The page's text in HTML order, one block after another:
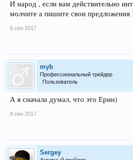
И народ , если вам действительно
молчите а пишите свои предложения
8 сен 2017
myb
Профессиональный трейдер
Пользователь
А я сначала думал, что это Ерин)
8 сен 2017
Sergey